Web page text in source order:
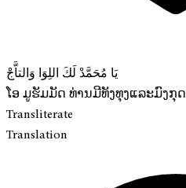
يَا مُحَمَّدْ لَكَ اللِوَا وَالتاَّجْ
ໂອ ມູຮັມມັດ ທ່ານມີທັງທຸງແລະມົງກຸດ
Transliterate
Translation